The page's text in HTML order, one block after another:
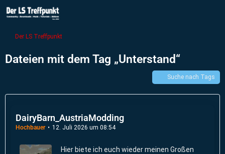
Der LS Treffpunkt
Dateien mit dem Tag „Unterstand“
Suche nach Tags
DairyBarn_AustriaModding
Hochbauer 12. Juli 2026 um 08:54
Hier biete ich euch wieder meinen Großen